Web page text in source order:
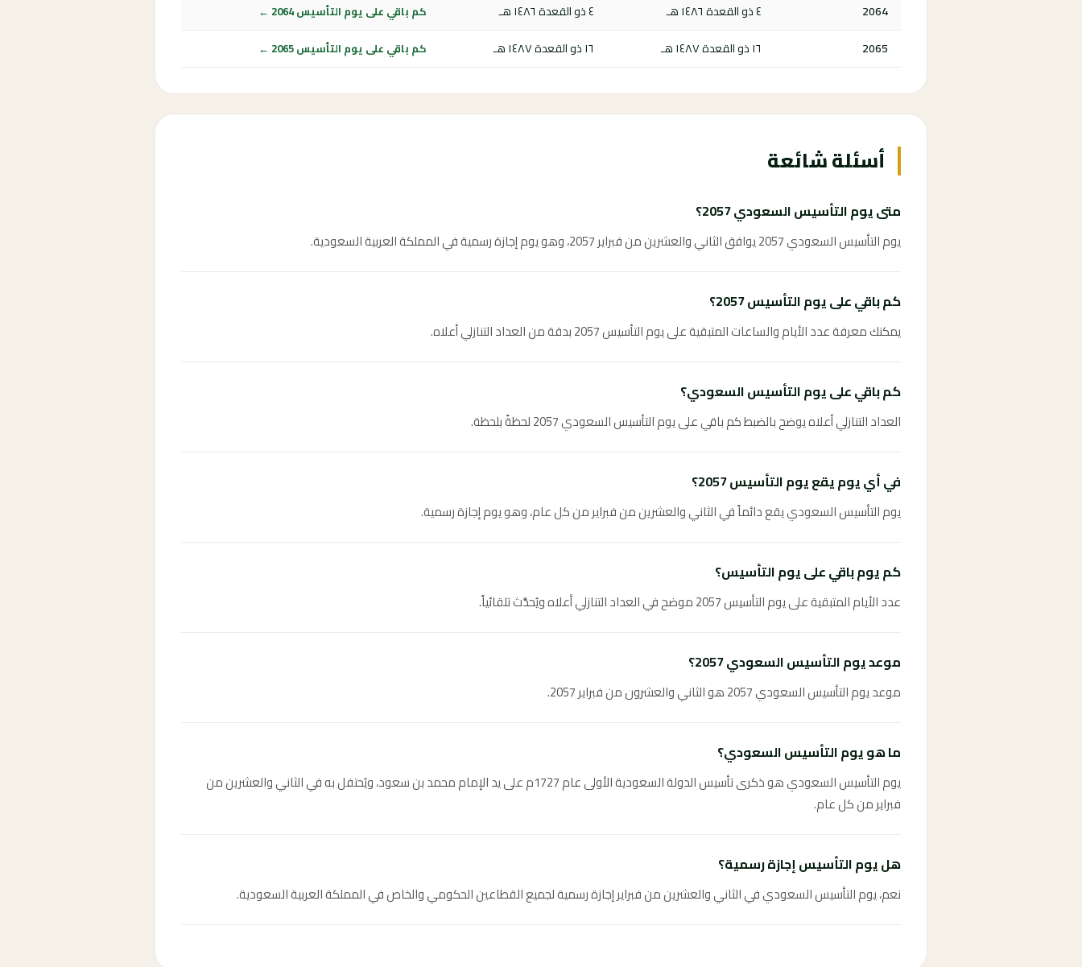
2064 ٤ ذو القعدة ١٤٨٦ هـ ٤ ذو القعدة ١٤٨٦ هـ كم باقي على يوم التأسيس 2064 ←
2065 ١٦ ذو القعدة ١٤٨٧ هـ ١٦ ذو القعدة ١٤٨٧ هـ كم باقي على يوم التأسيس 2065 ←
أسئلة شائعة
متى يوم التأسيس السعودي 2057؟
يوم التأسيس السعودي 2057 يوافق الثاني والعشرين من فبراير 2057، وهو يوم إجازة رسمية في المملكة العربية السعودية.
كم باقي على يوم التأسيس 2057؟
يمكنك معرفة عدد الأيام والساعات المتبقية على يوم التأسيس 2057 بدقة من العداد التنازلي أعلاه.
كم باقي على يوم التأسيس السعودي؟
العداد التنازلي أعلاه يوضح بالضبط كم باقي على يوم التأسيس السعودي 2057 لحظةً بلحظة.
في أي يوم يقع يوم التأسيس 2057؟
يوم التأسيس السعودي يقع دائماً في الثاني والعشرين من فبراير من كل عام، وهو يوم إجازة رسمية.
كم يوم باقي على يوم التأسيس؟
عدد الأيام المتبقية على يوم التأسيس 2057 موضح في العداد التنازلي أعلاه ويُحدَّث تلقائياً.
موعد يوم التأسيس السعودي 2057؟
موعد يوم التأسيس السعودي 2057 هو الثاني والعشرون من فبراير 2057.
ما هو يوم التأسيس السعودي؟
يوم التأسيس السعودي هو ذكرى تأسيس الدولة السعودية الأولى عام 1727م على يد الإمام محمد بن سعود، ويُحتفل به في الثاني والعشرين من
فبراير من كل عام.
هل يوم التأسيس إجازة رسمية؟
نعم، يوم التأسيس السعودي في الثاني والعشرين من فبراير إجازة رسمية لجميع القطاعين الحكومي والخاص في المملكة العربية السعودية.